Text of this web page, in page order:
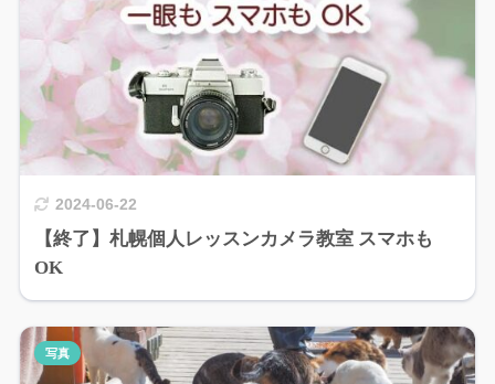
2024-06-22
【終了】札幌個人レッスンカメラ教室 スマホも
OK
写真